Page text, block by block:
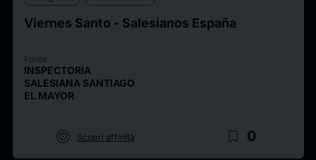
Viernes Santo - Salesianos España
Fonte
INSPECTORIA
SALESIANA SANTIAGO
EL MAYOR
target Scopri affinità bookmark_border 0